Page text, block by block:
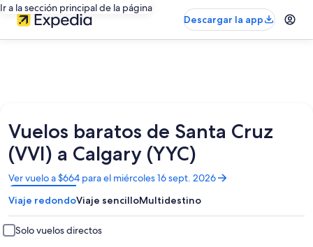
Ir a la sección principal de la página
Descargar la app
Vuelos baratos de Santa Cruz
(VVI) a Calgary (YYC)
Ver vuelo a $664 para el miércoles 16 sept. 2026
Se
abrirá
en
una
nueva
ventana
Viaje redondoViaje sencilloMultidestino
Solo vuelos directos